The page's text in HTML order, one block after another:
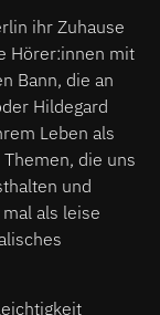
ihr Zuhause
Hörer:innen mit
Bann, die an
Hildegard
Leben als
die uns
und
als leise